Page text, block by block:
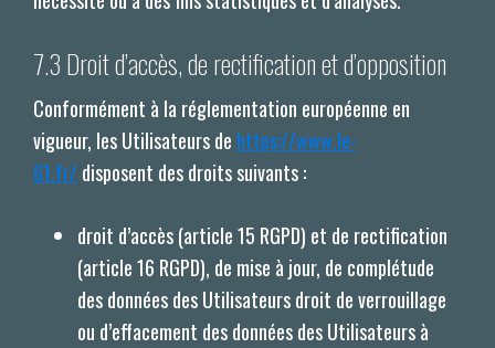
7.3 Droit d’accès, de rectification et d’opposition
Conformément à la réglementation européenne en
vigueur, les Utilisateurs de https://www.le-
61.fr/ disposent des droits suivants :
droit d’accès (article 15 RGPD) et de rectification
(article 16 RGPD), de mise à jour, de complétude
des données des Utilisateurs droit de verrouillage
ou d’effacement des données des Utilisateurs à